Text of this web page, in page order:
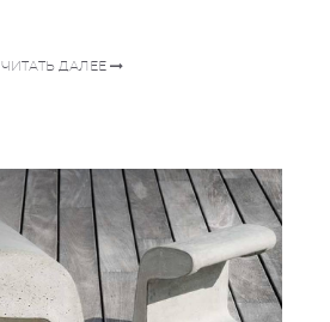
ЧИТАТЬ ДАЛЕЕ